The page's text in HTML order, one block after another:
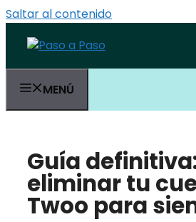
Saltar al contenido
MENÚ
Guía
eliminar tu
Twoo para